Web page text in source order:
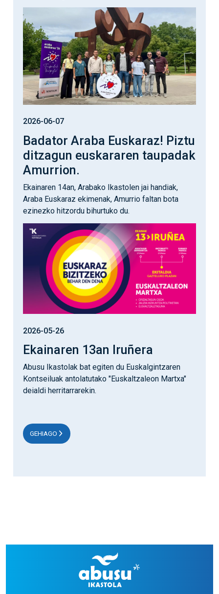
Irudia
2026-06-07
Badator Araba Euskaraz! Piztu
ditzagun euskararen taupadak
Amurrion.
Ekainaren 14an, Arabako Ikastolen jai handiak,
Araba Euskaraz ekimenak, Amurrio faltan bota
ezinezko hitzordu bihurtuko du.
Irudia
2026-05-26
Ekainaren 13an Iruñera
Abusu Ikastolak bat egiten du Euskalgintzaren
Kontseiluak antolatutako "Euskaltzaleon Martxa"
deialdi herritarrarekin.
GEHIAGO